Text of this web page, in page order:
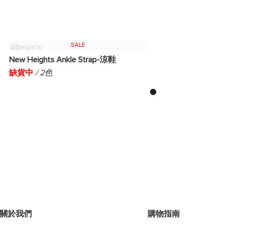
SALE
Women's
New Heights Ankle Strap-涼鞋
缺貨中 / 2色
關於我們 購物指南